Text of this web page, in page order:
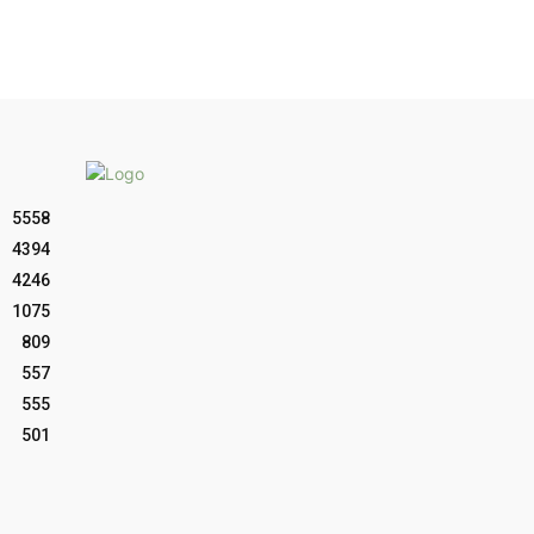
5558
4394
4246
1075
809
557
555
501